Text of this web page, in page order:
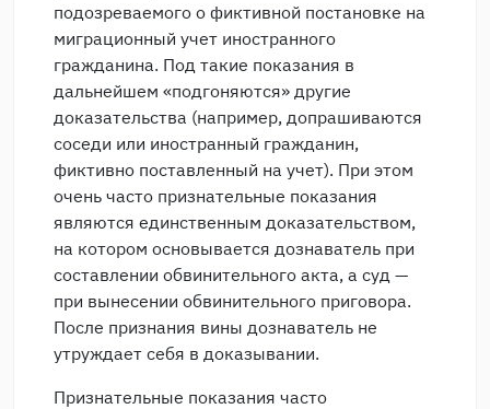
подозреваемого о фиктивной постановке на
миграционный учет иностранного
гражданина. Под такие показания в
дальнейшем «подгоняются» другие
доказательства (например, допрашиваются
соседи или иностранный гражданин,
фиктивно поставленный на учет). При этом
очень часто признательные показания
являются единственным доказательством,
на котором основывается дознаватель при
составлении обвинительного акта, а суд —
при вынесении обвинительного приговора.
После признания вины дознаватель не
утруждает себя в доказывании.
Признательные показания часто